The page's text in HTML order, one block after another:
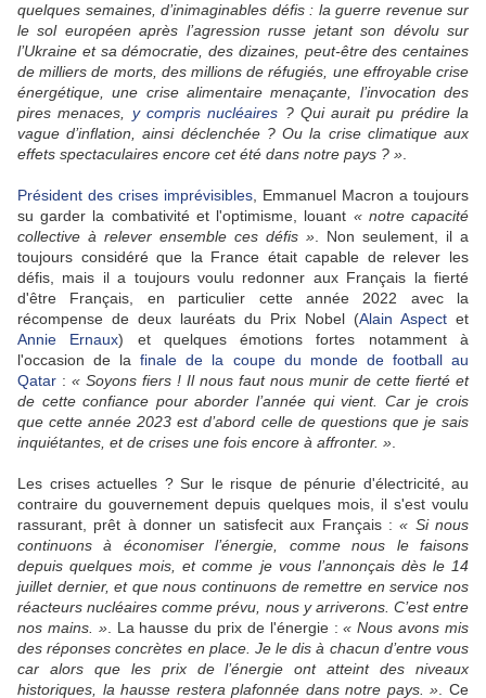
quelques semaines, d’inimaginables défis : la guerre revenue sur
le sol européen après l’agression russe jetant son dévolu sur
l’Ukraine et sa démocratie, des dizaines, peut-être des centaines
de milliers de morts, des millions de réfugiés, une effroyable crise
énergétique, une crise alimentaire menaçante, l’invocation des
pires menaces, y compris nucléaires ? Qui aurait pu prédire la
vague d’inflation, ainsi déclenchée ? Ou la crise climatique aux
effets spectaculaires encore cet été dans notre pays ? »
Président des crises imprévisibles , Emmanuel Macron a toujours
su garder la combativité et l'optimisme, louant « notre capacité
collective à relever ensemble ces défis » . Non seulement, il a
toujours considéré que la France était capable de relever les
défis, mais il a toujours voulu redonner aux Français la fierté
d'être Français, en particulier cette année 2022 avec la
récompense de deux lauréats du Prix Nobel (Alain Aspect et
Annie Ernaux) et quelques émotions fortes notamment à
l'occasion de lafinale de la coupe du monde de football au
Qatar : « Soyons fiers ! Il nous faut nous munir de cette fierté et
de cette confiance pour aborder l’année qui vient. Car je crois
que cette année 2023 est d’abord celle de questions que je sais
inquiétantes, et de crises une fois encore à affronter. »
Les crises actuelles ? Sur le risque de pénurie d'électricité, au
contraire du gouvernement depuis quelques mois, il s'est voulu
rassurant, prêt à donner un satisfecit aux Français :« Si nous
continuons à économiser l’énergie, comme nous le faisons
depuis quelques mois, et comme je vous l’annonçais dès le 14
juillet dernier, et que nous continuons de remettre en service nos
réacteurs nucléaires comme prévu, nous y arriverons. C’est entre
nos mains. ». La hausse du prix de l'énergie :« Nous avons mis
des réponses concrètes en place. Je le dis à chacun d’entre vous
car alors que les prix de l’énergie ont atteint des niveaux
historiques, la hausse restera plafonnée dans notre pays. » . Ce